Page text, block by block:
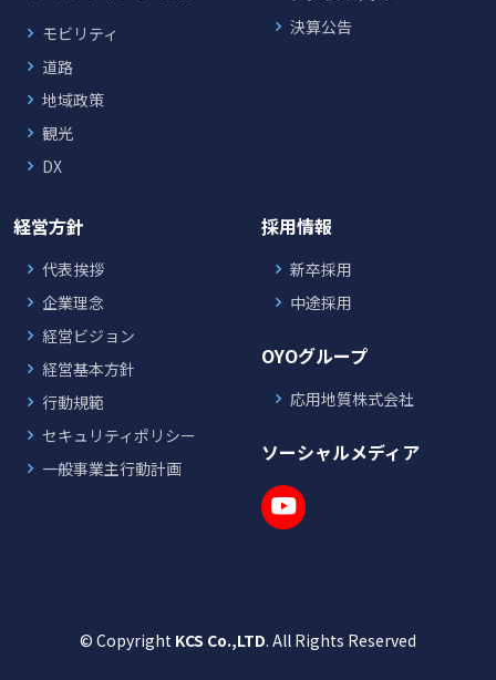
モビリティ
道路
地域政策
観光
DX
決算公告
経営方針
代表挨拶
企業理念
経営ビジョン
経営基本方針
行動規範
セキュリティポリシー
一般事業主行動計画
採用情報
新卒採用
中途採用
OYOグループ
応用地質株式会社
ソーシャルメディア
© Copyright KCS Co.,LTD. All Rights Reserved